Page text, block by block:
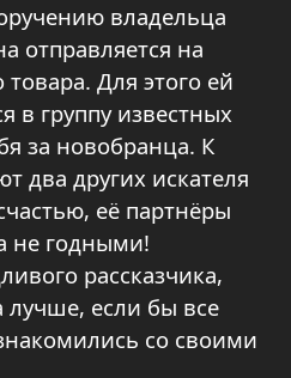
владельца
отправляется на
Для этого ей
в группу известных
за новобранца. К
два других искателя
её партнёры
не годными!
рассказчика,
если бы все
со своими